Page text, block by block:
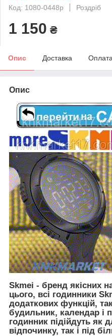
Код: 1080-0448р
Роздріб
1 150 ₴
Опис Доставка Оплата
Опис
Skmei - бренд якісних
цього, всі годинники
додаткових функцій,
будильник, календар і
годинник підійдуть як
відпочинку, так і під